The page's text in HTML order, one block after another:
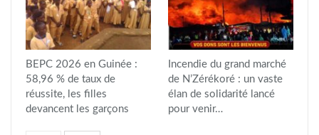
BEPC 2026 en Guinée :
58,96 % de taux de
réussite, les filles
devancent les garçons
Incendie du grand marché
de N’Zérékoré : un vaste
élan de solidarité lancé
pour venir…